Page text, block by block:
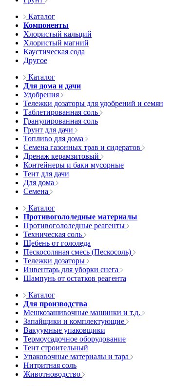
Каталог
Компоненты
Хлористый кальций
Хлористый магний
Каустическая сода
Другое
Каталог
Для дома и дачи
Удобрения
Тележки дозаторы для удобрений и семян
Таблетированная соль
Гранулированная соль
Грунт для дачи
Топливо для дома
Семена газонных трав и сидератов
Дренаж керамзитовый
Контейнеры и баки мусорные
Тент для дачи
Для дома
Семена
Каталог
Противогололедные материалы
Противогололедные реагенты
Техническая соль
Щебень от гололеда
Пескосоляная смесь (Пескосоль)
Тележки дозаторы
Инвентарь для уборки снега
Шампунь от остатков реагента
Каталог
Для производства
Мешкозашивочные машинки и т.д.
Запайщики и комплектующие
Вакуумные упаковщики
Термоусадочное оборудование
Тент строительный
Упаковочные материалы и тара
Нитритная соль
Животноводство